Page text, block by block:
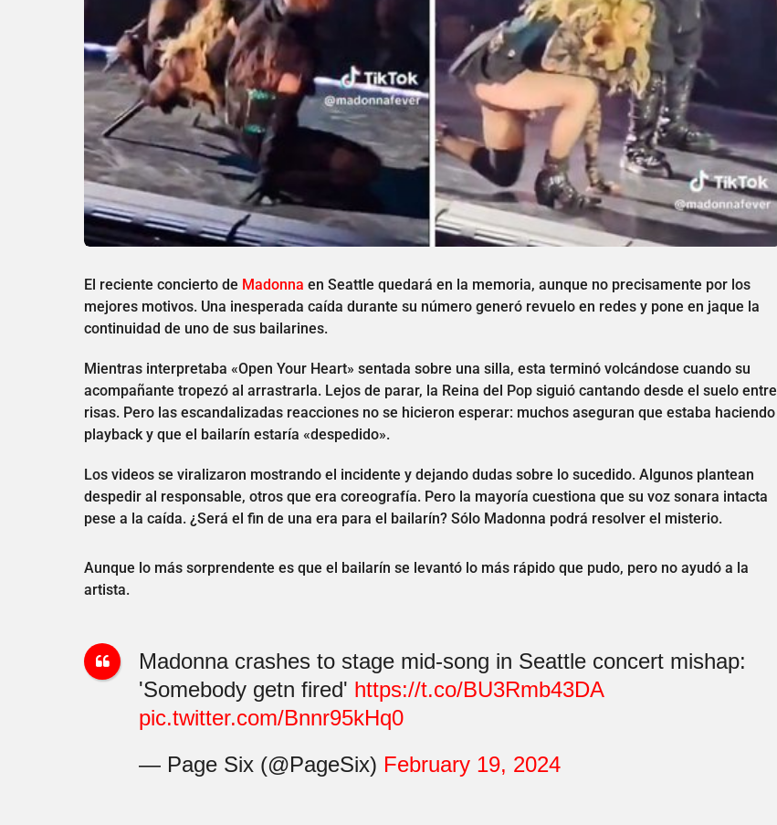
El reciente concierto de Madonna en Seattle quedará en la memoria, aunque no precisamente por los
mejores motivos. Una inesperada caída durante su número generó revuelo en redes y pone en jaque la
continuidad de uno de sus bailarines.
Mientras interpretaba «Open Your Heart» sentada sobre una silla, esta terminó volcándose cuando su
acompañante tropezó al arrastrarla. Lejos de parar, la Reina del Pop siguió cantando desde el suelo entre
risas. Pero las escandalizadas reacciones no se hicieron esperar: muchos aseguran que estaba haciendo
playback y que el bailarín estaría «despedido».
Los videos se viralizaron mostrando el incidente y dejando dudas sobre lo sucedido. Algunos plantean
despedir al responsable, otros que era coreografía. Pero la mayoría cuestiona que su voz sonara intacta
pese a la caída. ¿Será el fin de una era para el bailarín? Sólo Madonna podrá resolver el misterio.
Aunque lo más sorprendente es que el bailarín se levantó lo más rápido que pudo, pero no ayudó a la
artista.
Madonna crashes to stage mid-song in Seattle concert mishap:
'Somebody getn fired' https://t.co/BU3Rmb43DA
pic.twitter.com/Bnnr95kHq0
— Page Six (@PageSix) February 19, 2024